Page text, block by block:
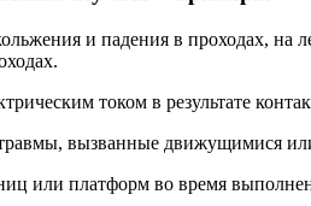
и падения в проходах, на
током в результате
вызванные движущимися
или платформ во время